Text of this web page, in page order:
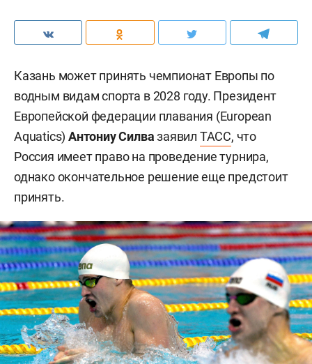
Казань может принять чемпионат Европы по
водным видам спорта в 2028 году. Президент
Европейской федерации плавания (European
Aquatics) Антониу Силвазаявил ТАСС, что
Россия имеет право на проведение турнира,
однако окончательное решение еще предстоит
принять.